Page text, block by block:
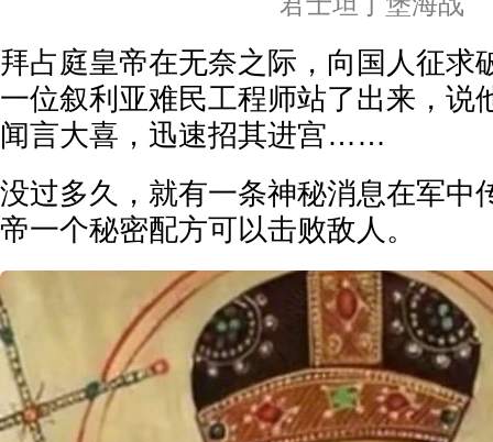
拜占庭皇帝在无奈之际，向国人征求
一位叙利亚难民工程师站了出来，说
闻言大喜，迅速招其进宫……
没过多久，就有一条神秘消息在军中
帝一个秘密配方可以击败敌人。